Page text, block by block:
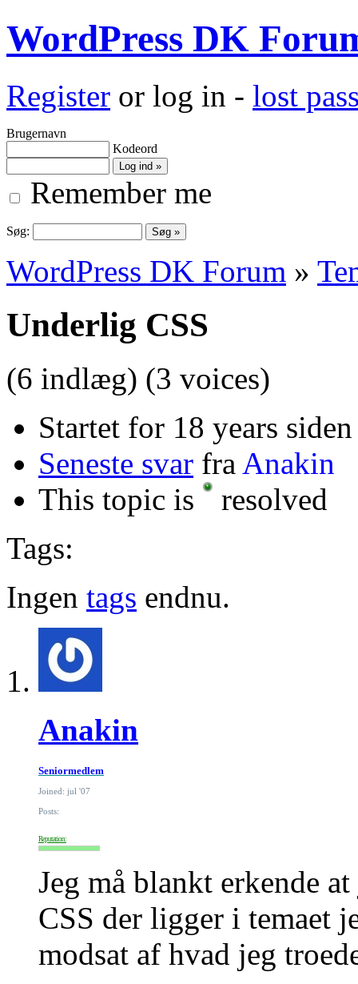
WordPress DK
Register or log in - lost
Brugernavn
Kodeord
Remember me
Søg:
WordPress DK Forum »
Underlig CSS
(6 indlæg) (3 voices)
Startet for 18 years
Seneste svar fra Anakin
This topic is
resolved
Tags:
Ingen tags endnu.
Anakin
Seniormedlem
Joined: jul '07
Posts:
Reputation:
Jeg må blankt erkende
CSS der ligger i temaet
modsat af hvad jeg